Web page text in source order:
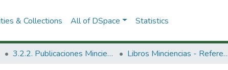
& Collections All of DSpace Statistics
3.2.2. Publicaciones Minciencias Libros Minciencias - Referenciales